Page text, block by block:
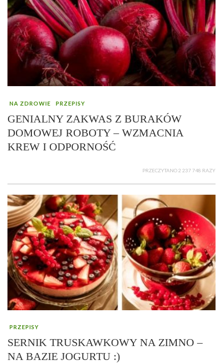
NA ZDROWIE PRZEPISY
GENIALNY ZAKWAS Z BURAKÓW
DOMOWEJ ROBOTY – WZMACNIA
KREW I ODPORNOŚĆ
PRZECZYTANO 2 237 748 RAZY
PRZEPISY
SERNIK TRUSKAWKOWY NA ZIMNO –
NA BAZIE JOGURTU :)